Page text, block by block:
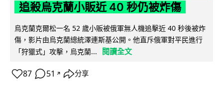
追殺烏克蘭小販近 40 秒仍被炸傷
烏克蘭克爾松一名 52 歲小販被俄軍無人機追擊近 40 秒後被炸
傷，影片由烏克蘭總統澤連斯基公開。他直斥俄軍對平民進行
「狩獵式」攻擊，烏克蘭...
閱讀全文
87 51 ↗ 分享